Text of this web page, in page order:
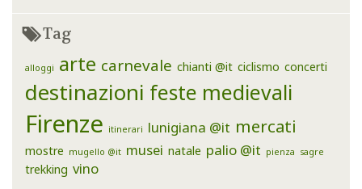
Tag
alloggi arte carnevale chianti @it ciclismo concerti
destinazioni feste medievali
Firenze itinerari lunigiana @it mercati
mostre mugello @it musei natale palio @it pienza sagre
trekking vino